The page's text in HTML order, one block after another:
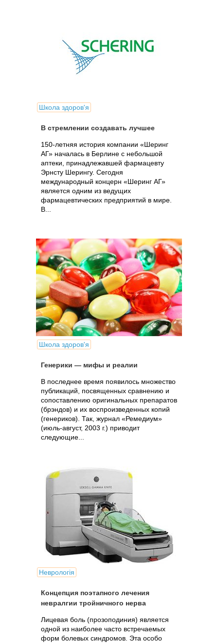
Школа здоров'я
В стремлении создавать лучшее
150-летняя история компании «Шеринг
АГ» началась в Берлине с небольшой
аптеки, принадлежавшей фармацевту
Эрнсту Шерингу. Сегодня
международный концерн «Шеринг АГ»
является одним из ведущих
фармацевтических предприятий в мире.
В...
Школа здоров'я
Генерики — мифы и реалии
В последнее время появилось множество
публикаций, посвященных сравнению и
сопоставлению оригинальных препаратов
(брэндов) и их воспроизведенных копий
(генериков). Так, журнал «Ремедиум»
(июль-август, 2003 г.) приводит
следующие...
Неврологія
Концепция поэтапного лечения
невралгии тройничного нерва
Лицевая боль (прозоподиния) является
одной из наиболее часто встречаемых
форм болевых синдромов. Эта особо